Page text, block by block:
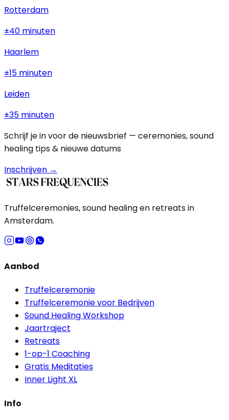
Rotterdam
±40 minuten
Haarlem
±15 minuten
Leiden
±35 minuten
Schrijf je in voor de nieuwsbrief — ceremonies, sound
healing tips & nieuwe datums
Inschrijven →
Truffelceremonies, sound healing en retreats in
Amsterdam.
Aanbod
Truffelceremonie
Truffelceremonie voor Bedrijven
Sound Healing Workshop
Jaartraject
Retreats
1-op-1 Coaching
Gratis Meditaties
Inner Light XL
Info